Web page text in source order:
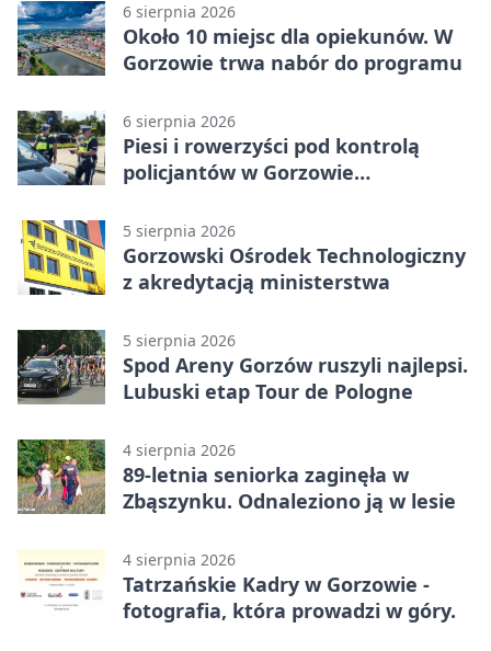
6 sierpnia 2026
Około 10 miejsc dla opiekunów. W
Gorzowie trwa nabór do programu
6 sierpnia 2026
Piesi i rowerzyści pod kontrolą
policjantów w Gorzowie
5 sierpnia 2026
Gorzowski Ośrodek Technologiczny
z akredytacją ministerstwa
5 sierpnia 2026
Spod Areny Gorzów ruszyli najlepsi.
Lubuski etap Tour de Pologne
4 sierpnia 2026
89-letnia seniorka zaginęła w
Zbąszynku. Odnaleziono ją w lesie
4 sierpnia 2026
Tatrzańskie Kadry w Gorzowie -
fotografia, która prowadzi w góry.